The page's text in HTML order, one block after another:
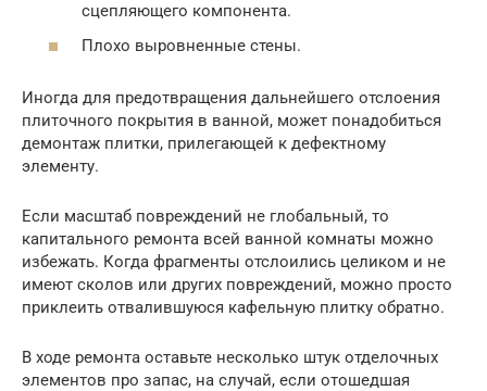
сцепляющего компонента.
Плохо выровненные стены.
Иногда для предотвращения дальнейшего отслоения
плиточного покрытия в ванной, может понадобиться
демонтаж плитки, прилегающей к дефектному
элементу.
Если масштаб повреждений не глобальный, то
капитального ремонта всей ванной комнаты можно
избежать. Когда фрагменты отслоились целиком и не
имеют сколов или других повреждений, можно просто
приклеить отвалившуюся кафельную плитку обратно.
В ходе ремонта оставьте несколько штук отделочных
элементов про запас, на случай, если отошедшая